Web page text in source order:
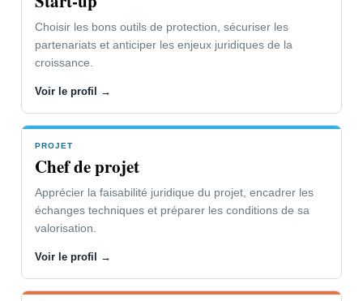
Choisir les bons outils de protection, sécuriser les
partenariats et anticiper les enjeux juridiques de la
croissance.
Voir le profil →
PROJET
Chef de projet
Apprécier la faisabilité juridique du projet, encadrer les
échanges techniques et préparer les conditions de sa
valorisation.
Voir le profil →